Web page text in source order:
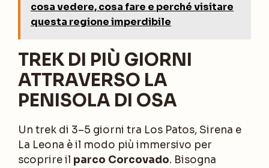
cosa vedere, cosa fare e perché visitare
questa regione imperdibile
TREK DI PIÙ GIORNI
ATTRAVERSO LA
PENISOLA DI OSA
Un trek di 3–5 giorni tra Los Patos, Sirena e
La Leona è il modo più immersivo per
scoprire il parco Corcovado. Bisogna